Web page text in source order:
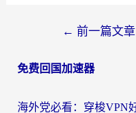
导
← 前一篇文章
免费回国加速器